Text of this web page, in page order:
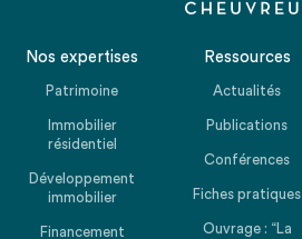
Nos expertises
Patrimoine
Immobilier
résidentiel
Développement
immobilier
Financement
Ressources
Actualités
Publications
Conférences
Fiches pratiques
Ouvrage : “La